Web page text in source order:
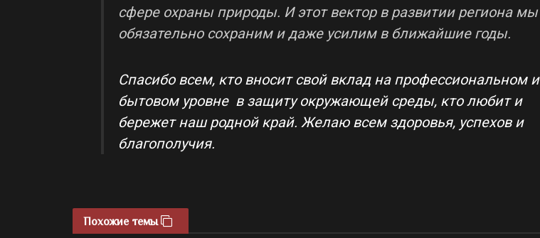
сфере охраны природы. И этот вектор в развитии региона мы
обязательно сохраним и даже усилим в ближайшие годы.
Спасибо всем, кто вносит свой вклад на профессиональном и
бытовом уровне в защиту окружающей среды, кто любит и
бережет наш родной край. Желаю всем здоровья, успехов и
благополучия.
Похожие темы